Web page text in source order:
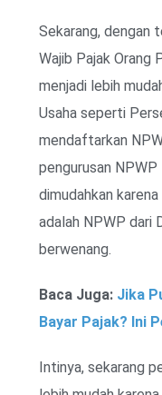
Sekarang, dengan
Wajib Pajak Orang
menjadi lebih
Usaha seperti
mendaftarkan
pengurusan
dimudahkan
adalah NPWP dari
berwenang.
Baca Juga: Jika
Bayar Pajak? Ini
Intinya, sekarang